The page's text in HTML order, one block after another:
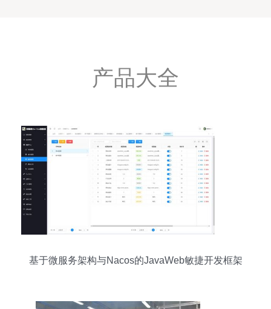
产品大全
基于微服务架构与Nacos的JavaWeb敏捷开发框架